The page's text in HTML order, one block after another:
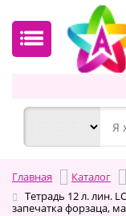
Главная Каталог
Тетрадь 12 л. лин.
запечатка форзаца,